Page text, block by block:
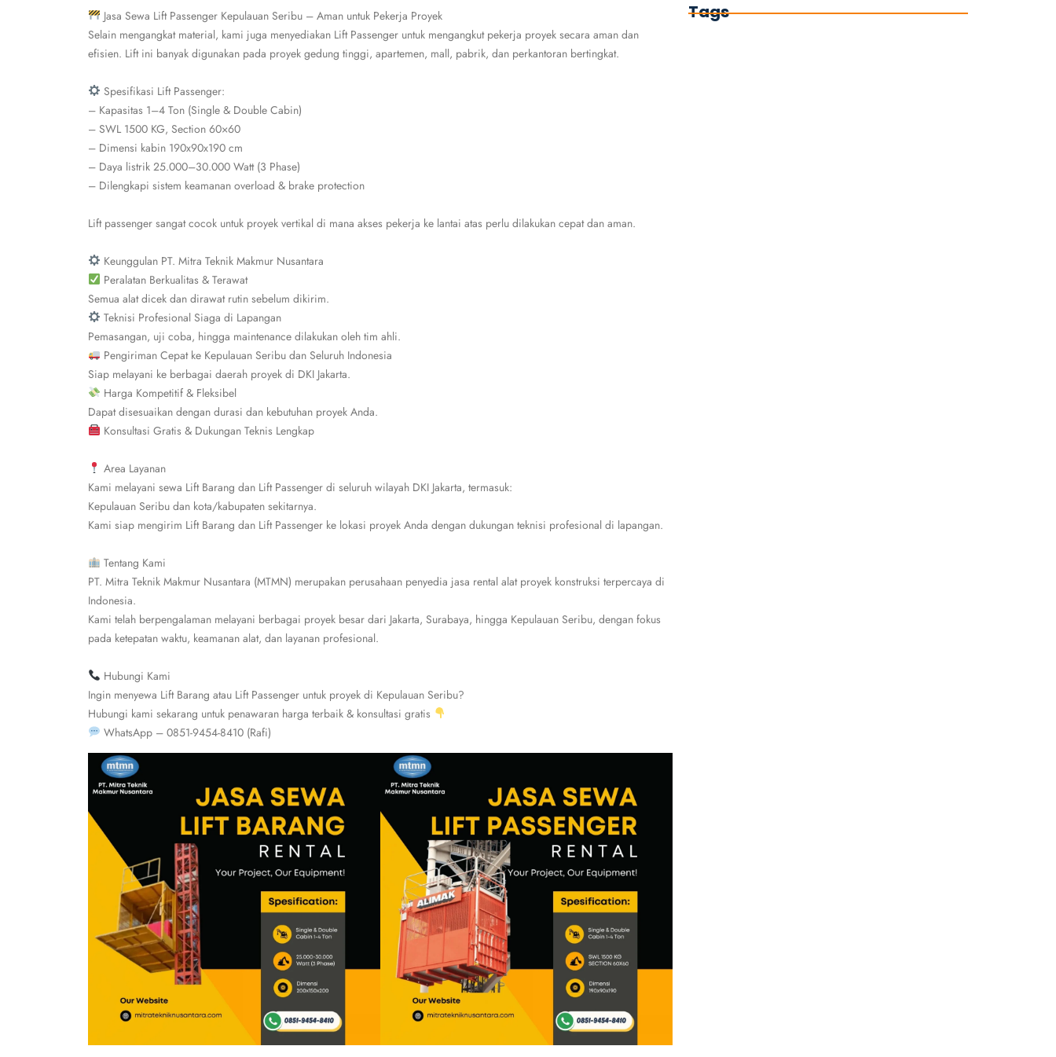
Jasa Sewa Lift Passenger Kepulauan Seribu – Aman untuk Pekerja Proyek
Selain mengangkat material, kami juga menyediakan Lift Passenger untuk mengangkut pekerja proyek secara aman dan
efisien. Lift ini banyak digunakan pada proyek gedung tinggi, apartemen, mall, pabrik, dan perkantoran bertingkat.
Spesifikasi Lift Passenger:
– Kapasitas 1–4 Ton (Single & Double Cabin)
– SWL 1500 KG, Section 60×60
– Dimensi kabin 190x90x190 cm
– Daya listrik 25.000–30.000 Watt (3 Phase)
– Dilengkapi sistem keamanan overload & brake protection
Lift passenger sangat cocok untuk proyek vertikal di mana akses pekerja ke lantai atas perlu dilakukan cepat dan aman.
Keunggulan PT. Mitra Teknik Makmur Nusantara
Peralatan Berkualitas & Terawat
Semua alat dicek dan dirawat rutin sebelum dikirim.
Teknisi Profesional Siaga di Lapangan
Pemasangan, uji coba, hingga maintenance dilakukan oleh tim ahli.
Pengiriman Cepat ke Kepulauan Seribu dan Seluruh Indonesia
Siap melayani ke berbagai daerah proyek di DKI Jakarta.
Harga Kompetitif & Fleksibel
Dapat disesuaikan dengan durasi dan kebutuhan proyek Anda.
Konsultasi Gratis & Dukungan Teknis Lengkap
Area Layanan
Kami melayani sewa Lift Barang dan Lift Passenger di seluruh wilayah DKI Jakarta, termasuk:
Kepulauan Seribu dan kota/kabupaten sekitarnya.
Kami siap mengirim Lift Barang dan Lift Passenger ke lokasi proyek Anda dengan dukungan teknisi profesional di lapangan.
Tentang Kami
PT. Mitra Teknik Makmur Nusantara (MTMN) merupakan perusahaan penyedia jasa rental alat proyek konstruksi terpercaya di
Indonesia.
Kami telah berpengalaman melayani berbagai proyek besar dari Jakarta, Surabaya, hingga Kepulauan Seribu, dengan fokus
pada ketepatan waktu, keamanan alat, dan layanan profesional.
Hubungi Kami
Ingin menyewa Lift Barang atau Lift Passenger untuk proyek di Kepulauan Seribu?
Hubungi kami sekarang untuk penawaran harga terbaik & konsultasi gratis
WhatsApp – 0851-9454-8410 (Rafi)
Tags